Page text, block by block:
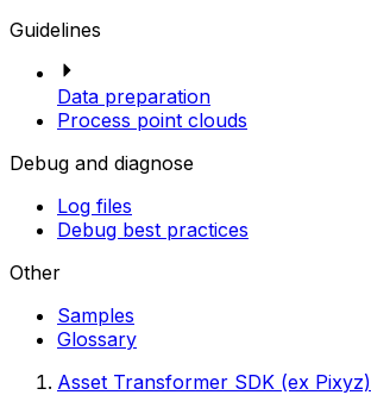
Guidelines
Data preparation
Process point clouds
Debug and diagnose
Log files
Debug best practices
Other
Samples
Glossary
Asset Transformer SDK (ex Pixyz)